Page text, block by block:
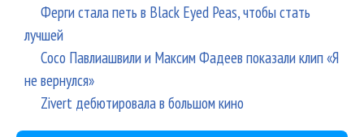
Ферги стала петь в Black Eyed Peas, чтобы стать
лучшей
Сосо Павлиашвили и Максим Фадеев показали клип «Я
не вернулся»
Zivert дебютировала в большом кино